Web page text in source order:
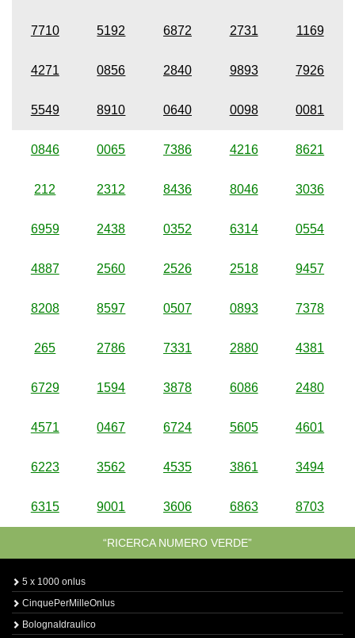
7710 5192 6872 2731 1169
4271 0856 2840 9893 7926
5549 8910 0640 0098 0081
0846 0065 7386 4216 8621
212 2312 8436 8046 3036
6959 2438 0352 6314 0554
4887 2560 2526 2518 9457
8208 8597 0507 0893 7378
265 2786 7331 2880 4381
6729 1594 3878 6086 2480
4571 0467 6724 5605 4601
6223 3562 4535 3861 3494
6315 9001 3606 6863 8703
“RICERCA NUMERO VERDE”
5 x 1000 onlus
CinquePerMilleOnlus
BolognaIdraulico